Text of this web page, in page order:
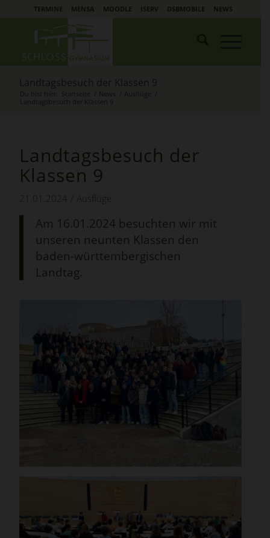
TERMINE MENSA MOODLE ISERV DSBMOBILE NEWS
Landtagsbesuch der Klassen 9
Du bist hier: Startseite News Ausflüge
Landtagsbesuch der Klassen 9
Landtagsbesuch der
Klassen 9
21.01.2024 Ausflüge
Am 16.01.2024 besuchten wir mit
unseren neunten Klassen den
baden-württembergischen
Landtag.